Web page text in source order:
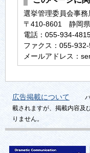
選挙管理委員会事務
〒410-8601 静岡県
電話：055-934-
ファクス：055-
メールアドレス：
広告掲載について
載されますが、掲載内容及
りません。